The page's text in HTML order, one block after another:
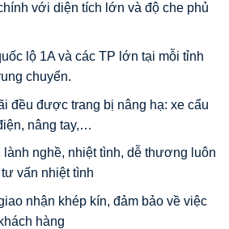
với diện tích lớn và độ che phủ
lộ 1A và các TP lớn tại mỗi tỉnh
chuyển.
đều được trang bị nâng hạ: xe cẩu
nâng tay,…
nghề, nhiệt tình, dễ thương luôn
vấn nhiệt tình
nhận khép kín, đảm bảo về việc
hàng